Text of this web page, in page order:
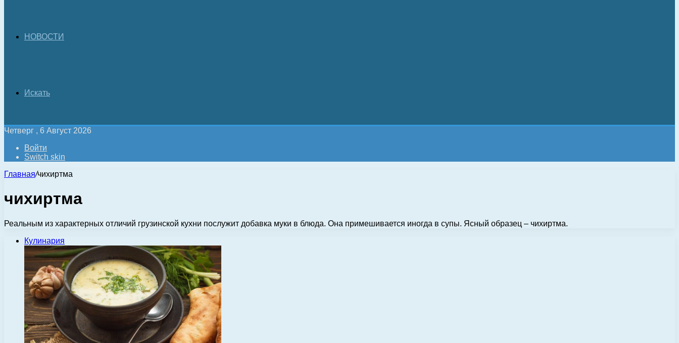
НОВОСТИ
Искать
Четверг , 6 Август 2026
Войти
Switch skin
Главная/чихиртма
чихиртма
Реальным из характерных отличий грузинской кухни послужит добавка муки в блюда. Она примешивается иногда в супы. Ясный образец – чихиртма.
Кулинария